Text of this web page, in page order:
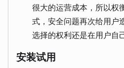
很大的运营成本，所以
式，安全问题再次给用户
选择的权利还是在用户自
安装试用